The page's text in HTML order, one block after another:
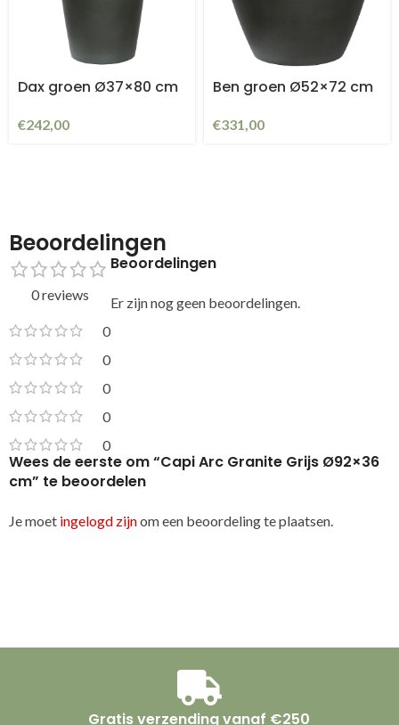
Dax groen Ø37×80 cm
€242,00
Ben groen Ø52×72 cm
€331,00
Beoordelingen
0 reviews
0
0
0
0
0
Beoordelingen
Er zijn nog geen beoordelingen.
Wees de eerste om “Capi Arc Granite Grijs Ø92×36
cm” te beoordelen
Je moet ingelogd zijnom een beoordeling te plaatsen.
Gratis verzending vanaf €250